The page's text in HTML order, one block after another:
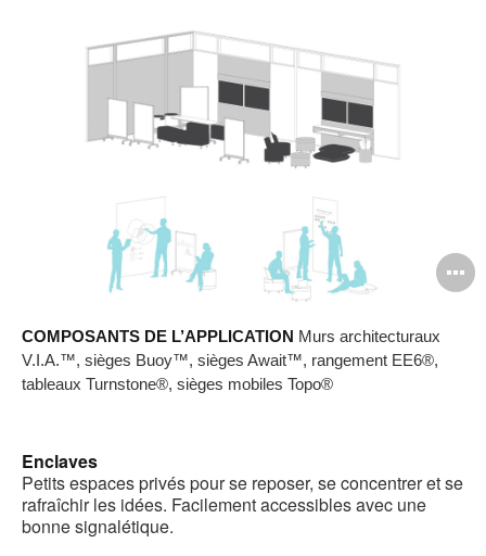
COMPOSANTS DE L’APPLICATION Murs architecturaux
V.I.A.™, sièges Buoy™, sièges Await™, rangement EE6®,
tableaux Turnstone®, sièges mobiles Topo®
Enclaves
Petits espaces privés pour se reposer, se concentrer et se
rafraîchir les idées. Facilement accessibles avec une
bonne signalétique.